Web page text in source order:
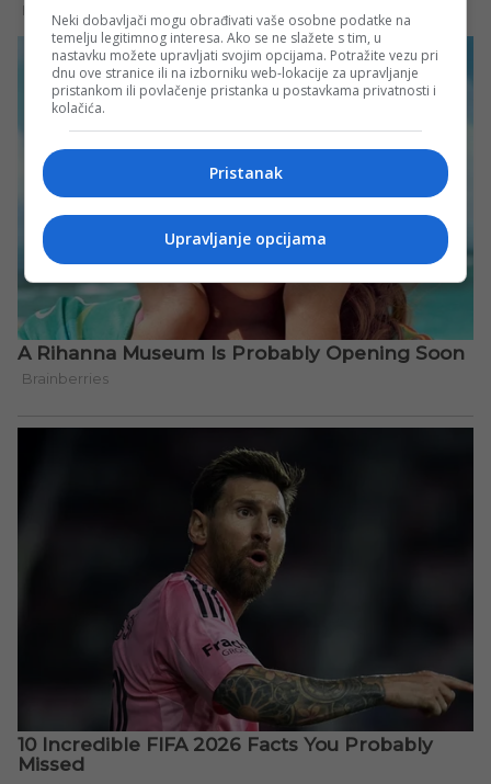
Neki dobavljači mogu obrađivati vaše osobne podatke na
temelju legitimnog interesa. Ako se ne slažete s tim, u
nastavku možete upravljati svojim opcijama. Potražite vezu pri
dnu ove stranice ili na izborniku web-lokacije za upravljanje
pristankom ili povlačenje pristanka u postavkama privatnosti i
kolačića.
Pristanak
Upravljanje opcijama